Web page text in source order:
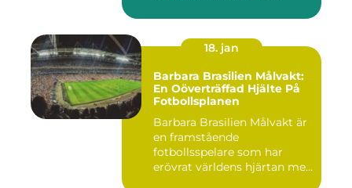
18. jan
Barbara Brasilien Målvakt:
En Oöverträffad Hjälte På
Fotbollsplanen
Barbara Brasilien Målvakt är
en framstående
fotbollsspelare som har
erövrat världens hjärtan med